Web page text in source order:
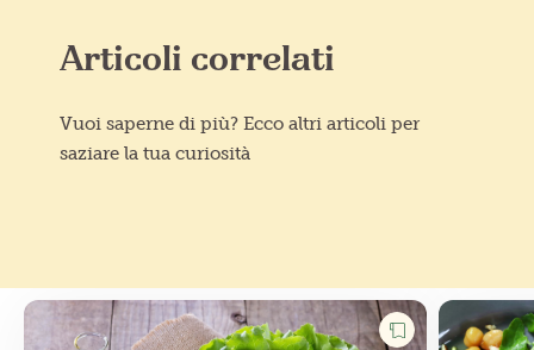
Articoli correlati
Vuoi saperne di più? Ecco altri articoli per
saziare la tua curiosità